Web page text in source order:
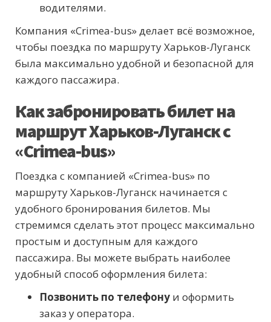
водителями.
Компания «Crimea-bus» делает всё возможное,
чтобы поездка по маршруту Харьков-Луганск
была максимально удобной и безопасной для
каждого пассажира.
Как забронировать билет на
маршрут Харьков-Луганск с
«Crimea-bus»
Поездка с компанией «Crimea-bus» по
маршруту Харьков-Луганск начинается с
удобного бронирования билетов. Мы
стремимся сделать этот процесс максимально
простым и доступным для каждого
пассажира. Вы можете выбрать наиболее
удобный способ оформления билета:
Позвонить по телефону и оформить
заказ у оператора.